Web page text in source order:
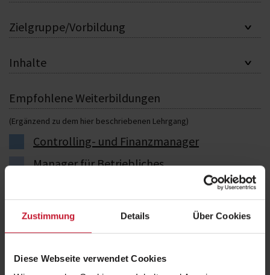
Zustimmung Details Über Cookies
Diese Webseite verwendet Cookies
Zielgruppe/Vorbildung
Inhalte
Empfohlene Weiterbildungen
(Ergänzend zu dem hier beschriebenen Lehrgang)
Controlling- und Finanzmanager
Manager für Betriebliches
Lehrer für Fitness
Fachbereiche im Überblick